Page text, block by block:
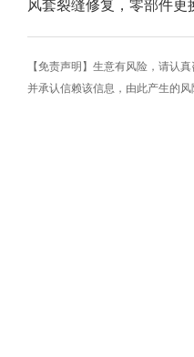
风套裂缝修复，零部件更
【免责声明】生意有风险，请认
并承认信赖该信息，由此产生的风